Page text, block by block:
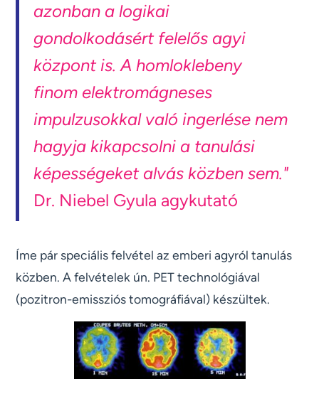
azonban a logikai
gondolkodásért felelős agyi
központ is. A homloklebeny
finom elektromágneses
impulzusokkal való ingerlése nem
hagyja kikapcsolni a tanulási
képességeket alvás közben sem."
Dr. Niebel Gyula agykutató
Íme pár speciális felvétel az emberi agyról tanulás
közben. A felvételek ún. PET technológiával
(pozitron-emissziós tomográfiával) készültek.